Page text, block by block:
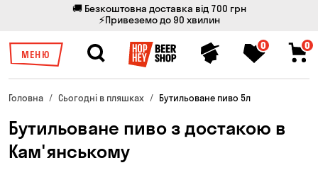
🚚 Безкоштовна доставка від 700 грн
⚡Привеземо до 90 хвилин
МЕНЮ
0 0
Головна Сьогодні в пляшках Бутильоване пиво 5л
Бутильоване пиво з достакою в
Кам'янському